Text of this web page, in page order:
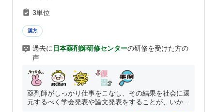
3単位
漢方
過去に 日本薬剤師研修センターの研修を受けた方の
声
薬剤師がしっかり仕事をこなし、その結果を社会に還
元するべく学会発表や論文発表をすることが、いか...